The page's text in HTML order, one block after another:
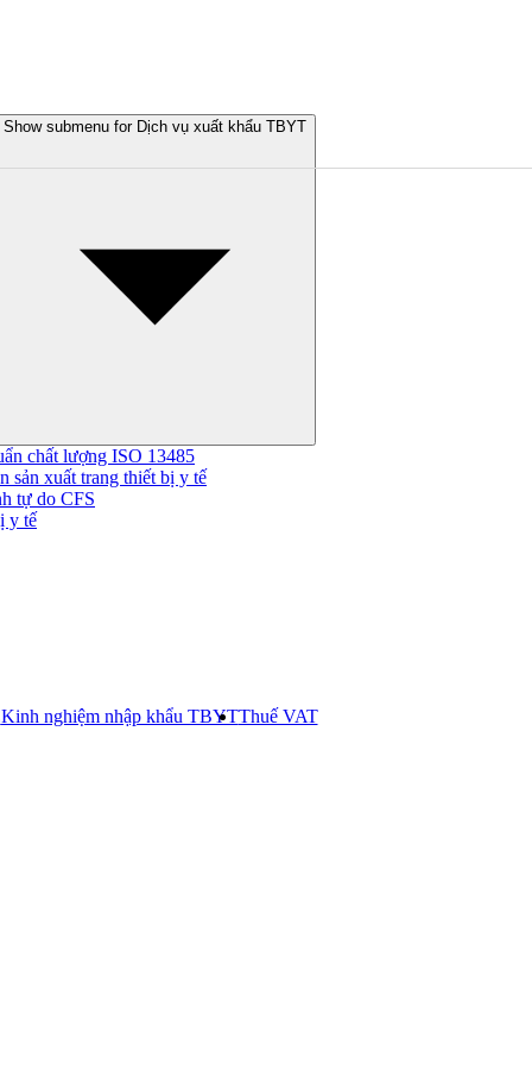
Show submenu for Dịch vụ xuất khẩu TBYT
chất lượng ISO 13485
sản xuất trang thiết bị y tế
tự do CFS
y tế
Kinh nghiệm nhập khẩu TBYTThuế VAT